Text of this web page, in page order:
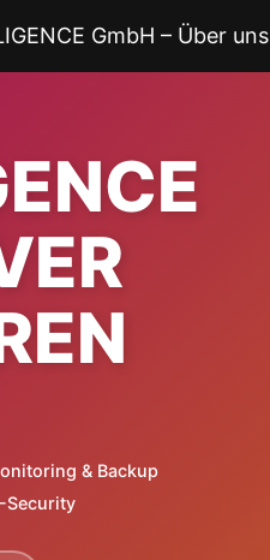
GmbH – Über uns
& Backup
Security